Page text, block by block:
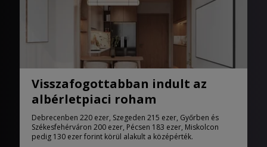
Visszafogottabban indult az
albérletpiaci roham
Debrecenben 220 ezer, Szegeden 215 ezer, Győrben és
Székesfehérváron 200 ezer, Pécsen 183 ezer, Miskolcon
pedig 130 ezer forint körül alakult a középérték.